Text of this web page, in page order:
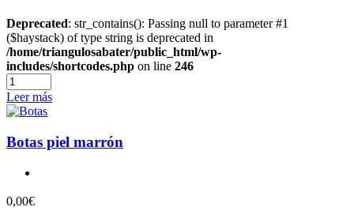
Deprecated: str_contains(): Passing null to parameter #1
($haystack) of type string is deprecated in
/home/triangulosabater/public_html/wp-
includes/shortcodes.php on line 246
Leer más
Botas piel marrón
0,00